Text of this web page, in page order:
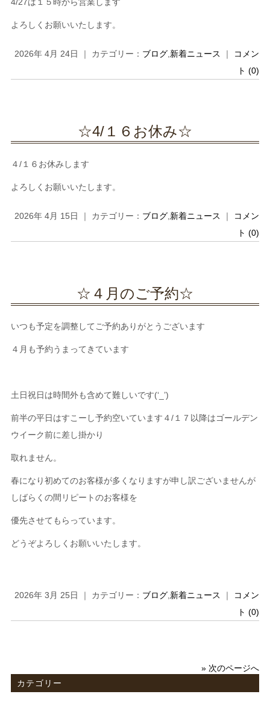
よろしくお願いいたします。
2026年 4月 24日 ｜ カテゴリー： ブログ 新着ニュース ｜ コメン
ト (0)
☆4/１６お休み☆
４/１６お休みします
よろしくお願いいたします。
2026年 4月 15日 ｜ カテゴリー： ブログ 新着ニュース ｜ コメン
ト (0)
☆４月のご予約☆
いつも予定を調整してご予約ありがとうございます
４月も予約うまってきています
土日祝日は時間外も含めて難しいです(‘_’)
前半の平日はすこーし予約空いています４/１７以降はゴールデン
ウイーク前に差し掛かり
取れません。
春になり初めてのお客様が多くなりますが申し訳ございませんが
しばらくの間リピートのお客様を
優先させてもらっています。
どうぞよろしくお願いいたします。
2026年 3月 25日 ｜ カテゴリー： ブログ 新着ニュース ｜ コメン
ト (0)
» 次のページへ
カテゴリー